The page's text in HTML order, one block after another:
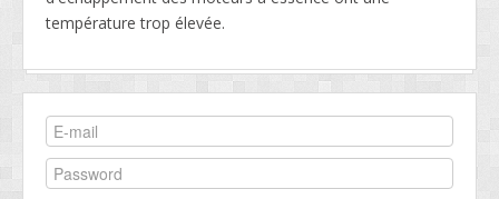
température trop élevée.